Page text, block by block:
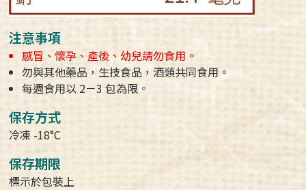
注意事項
感冒、懷孕、產後、幼兒請勿食用。
勿與其他藥品，生技食品，酒類共同食用。
每週食用以 2－3 包為限。
保存方式
冷凍 -18°C
保存期限
標示於包裝上